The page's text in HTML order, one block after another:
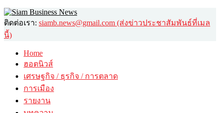
ติดต่อเรา: siamb.news@gmail.com (ส่งข่าวประชาสัมพันธ์ที่เมล
นี้)
Home
ฮอตนิวส์
เศรษฐกิจ / ธุรกิจ / การตลาด
การเมือง
รายงาน